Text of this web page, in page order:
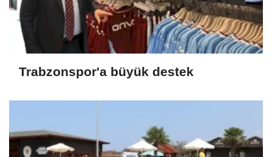
Trabzonspor'a büyük destek